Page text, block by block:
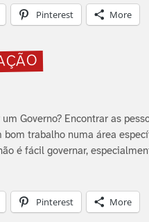
Pinterest More
Governo? Encontrar as
bom trabalho numa área
é fácil governar,
Pinterest More